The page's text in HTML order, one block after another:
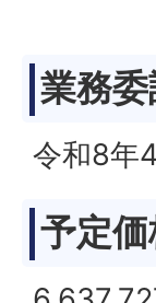
業務
令和8年
予定